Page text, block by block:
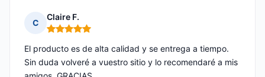
C
Claire F.
Nota: 5 de 5
El producto es de alta calidad y se entrega a tiempo.
Sin duda volveré a vuestro sitio y lo recomendaré a mis